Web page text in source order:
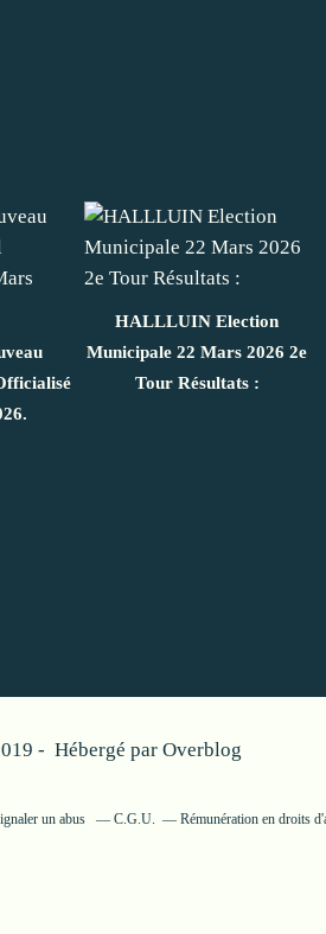
HALLLUIN Election
Municipale 22 Mars 2026 2e
Tour Résultats :
- Hébergé par Overblog
un abus C.G.U. Rémunération en droits